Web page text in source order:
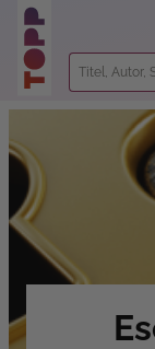
springen